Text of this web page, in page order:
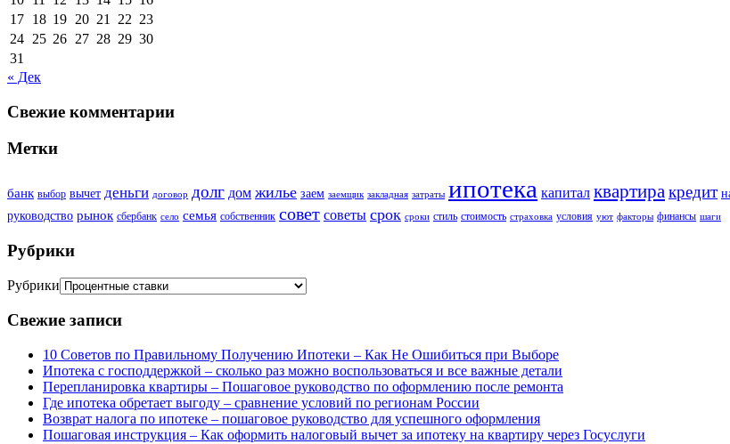
17 18 19 20 21 22 23
24 25 26 27 28 29 30
31
« Дек
Свежие комментарии
Метки
банк выбор вычет деньги договор долг дом жилье заем заемщик закладная затраты ипотека капитал квартиракредит
руководство рынок сбербанк село семья собственник совет советы срок сроки стиль стоимость страховка условия уют факторы финансы шаги
Рубрики
Рубрики
Свежие записи
10 Советов по Правильному Получению Ипотеки – Как Не Ошибиться при Выборе
Ипотека с господдержкой – сколько раз можно воспользоваться и все важные детали
Перепланировка квартиры – Пошаговое руководство по оформлению после ремонта
Где ипотека обретает выгоду – сравнение условий по регионам России
Возврат налога по ипотеке – пошаговое руководство для успешного оформления
Пошаговая инструкция – Как оформить налоговый вычет за ипотеку на квартиру через Госуслуги